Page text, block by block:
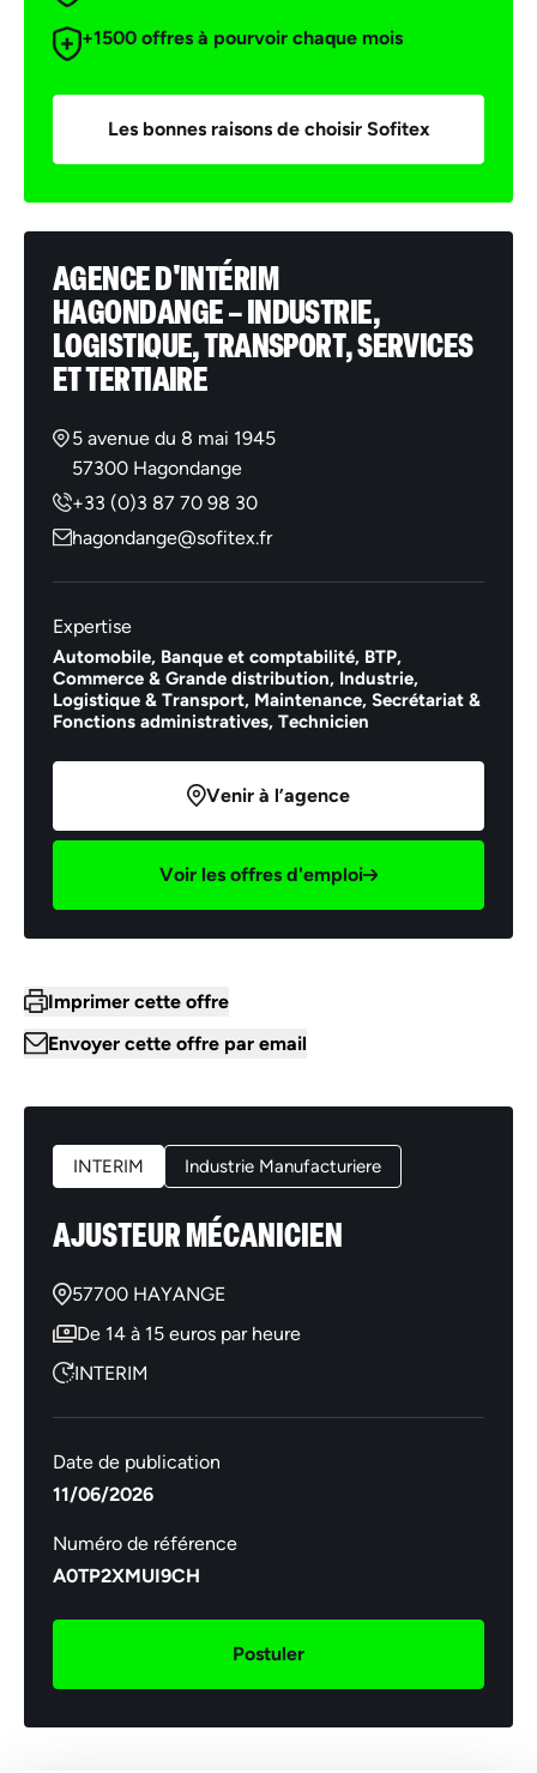
+1500 offres à pourvoir chaque mois
Les bonnes raisons de choisir Sofitex
AGENCE D'INTÉRIM
HAGONDANGE – INDUSTRIE,
LOGISTIQUE, TRANSPORT, SERVICES
ET TERTIAIRE
5 avenue du 8 mai 1945
57300 Hagondange
+33 (0)3 87 70 98 30
hagondange@sofitex.fr
Expertise
Automobile, Banque et comptabilité, BTP,
Commerce & Grande distribution, Industrie,
Logistique & Transport, Maintenance, Secrétariat &
Fonctions administratives, Technicien
Venir à l’agence
Voir les offres d'emploi
Imprimer cette offre
Envoyer cette offre par email
INTERIM Industrie Manufacturiere
AJUSTEUR MÉCANICIEN
57700 HAYANGE
De 14 à 15 euros par heure
INTERIM
Date de publication
11/06/2026
Numéro de référence
A0TP2XMUI9CH
Postuler